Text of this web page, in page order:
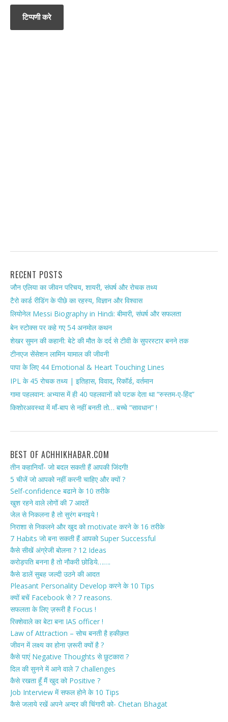
RECENT POSTS
जौन एलिया का जीवन परिचय, शायरी, संघर्ष और रोचक तथ्य
टैरो कार्ड रीडिंग के पीछे का रहस्य, विज्ञान और विश्वास
लियोनेल Messi Biography in Hindi: बीमारी, संघर्ष और सफलता
बेन स्टोक्स पर कहे गए 54 अनमोल कथन
शेखर सुमन की कहानी: बेटे की मौत के दर्द से टीवी के सुपरस्टार बनने तक
टीनएज सेंसेशन लामिन यामाल की जीवनी
पापा के लिए 44 Emotional & Heart Touching Lines
IPL के 45 रोचक तथ्य | इतिहास, विवाद, रिकॉर्ड, वर्तमान
गामा पहलवान: अभ्यास में ही 40 पहलवानों को पटक देता था “रुस्तम-ए-हिंद”
किशोरअवस्था में माँ-बाप से नहीं बनती तो… बच्चे “सावधान” !
BEST OF ACHHIKHABAR.COM
तीन कहानियाँ- जो बदल सकती हैं आपकी जिंदगी!
5 चीजें जो आपको नहीं करनी चाहिए और क्यों ?
Self-confidence बढाने के 10 तरीके
खुश रहने वाले लोगों की 7 आदतें
जेल से निकलना है तो सुरंग बनाइये !
निराशा से निकलने और खुद को motivate करने के 16 तरीके
7 Habits जो बना सकती हैं आपको Super Successful
कैसे सीखें अंग्रेजी बोलना ? 12 Ideas
करोड़पति बनना है तो नौकरी छोडिये…….
कैसे डालें सुबह जल्दी उठने की आदत
Pleasant Personality Develop करने के 10 Tips
क्यों बचें Facebook से ? 7 reasons.
सफलता के लिए ज़रूरी है Focus !
रिक्शेवाले का बेटा बना IAS officer !
Law of Attraction – सोच बनती है हकीक़त
जीवन में लक्ष्य का होना ज़रूरी क्यों है ?
कैसे पाएं Negative Thoughts से छुटकारा ?
दिल की सुनने में आने वाले 7 challenges
कैसे रखता हूँ मैं खुद को Positive ?
Job Interview में सफल होने के 10 Tips
कैसे जलाये रखें अपने अन्दर की चिंगारी को- Chetan Bhagat